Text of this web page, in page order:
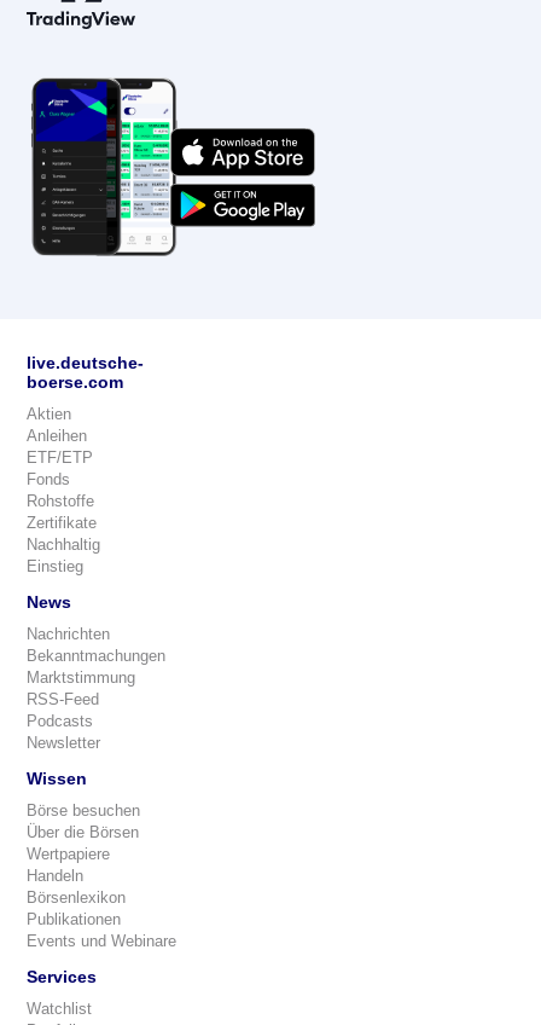
live.deutsche-
boerse.com
Aktien
Anleihen
ETF/ETP
Fonds
Rohstoffe
Zertifikate
Nachhaltig
Einstieg
News
Nachrichten
Bekanntmachungen
Marktstimmung
RSS-Feed
Podcasts
Newsletter
Wissen
Börse besuchen
Über die Börsen
Wertpapiere
Handeln
Börsenlexikon
Publikationen
Events und Webinare
Services
Watchlist